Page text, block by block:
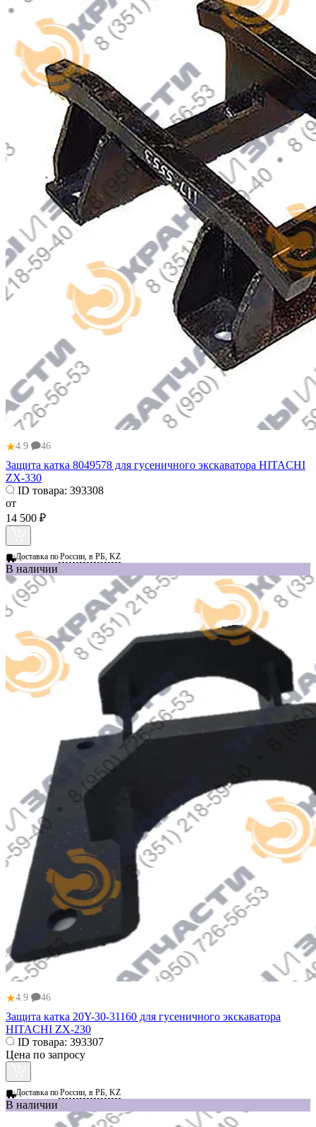
★4.9 46
Защита катка 8049578 для гусеничного экскаватора HITACHI
ZX-330
ID товара: 393308
от
14 500 ₽
Доставка поРоссии, в РБ, KZ
В наличии
★4.9 46
Защита катка 20Y-30-31160 для гусеничного экскаватора
HITACHI ZX-230
ID товара: 393307
Цена по запросу
Доставка поРоссии, в РБ, KZ
В наличии